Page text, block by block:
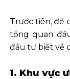
Trước tiên, để
tổng quan
đầu tư biết về
1. Khu vực